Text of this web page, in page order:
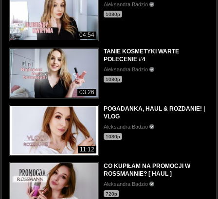
04:54
Aleksandra Badzio
1080p
03:26
TANIE KOSMETYKI WARTE
POLECENIE #4
Aleksandra Badzio
1080p
11:12
POGADANKA, HAUL & ROZDANIE! |
VLOG
Aleksandra Badzio
1080p
CO KUPIŁAM NA PROMOCJI W
ROSSMANNIE? [ HAUL ]
Aleksandra Badzio
720p